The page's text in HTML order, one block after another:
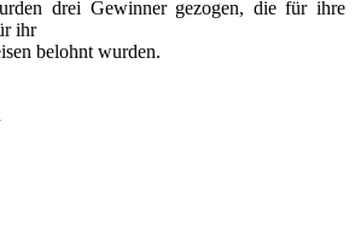
drei Gewinner gezogen, die für ihre
ihr
belohnt wurden.